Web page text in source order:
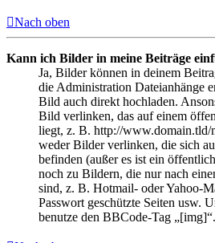
Nach oben
Kann ich Bilder in meine Beiträge
Ja, Bilder können in deinem
die Administration Dateianhänge
Bild auch direkt hochladen.
Bild verlinken, das auf einem
liegt, z. B. http://
weder Bilder verlinken, die sich
befinden (außer es ist ein
noch zu Bildern, die nur nach
sind, z. B. Hotmail- oder Yahoo-
Passwort geschützte Seiten usw.
benutze den BBCode-Tag „[img]“.